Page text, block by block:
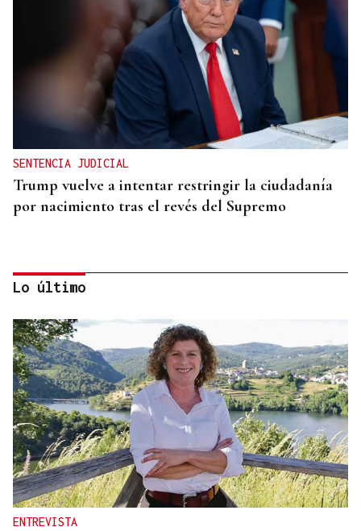
SENTENCIA JUDICIAL
Trump vuelve a intentar restringir la ciudadanía
por nacimiento tras el revés del Supremo
RELACIONES DIPLOMÁTICAS
Chile y Venezuela retoman sus relaciones
consulares tras dos años de ruptura
Lo último
ENTREVISTA